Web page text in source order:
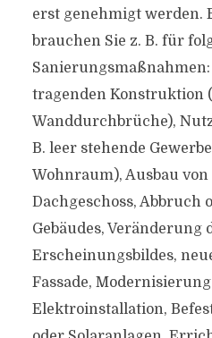
erst genehmigt werden.
brauchen Sie z. B. für
tragenden Konstruktion
Wanddurchbrüche),
B. leer stehende
Wohnraum), Ausbau
Dachgeschoss, Abbruch
Gebäudes, Veränderung
Erscheinungsbildes,
Fassade,
Elektroinstallation,